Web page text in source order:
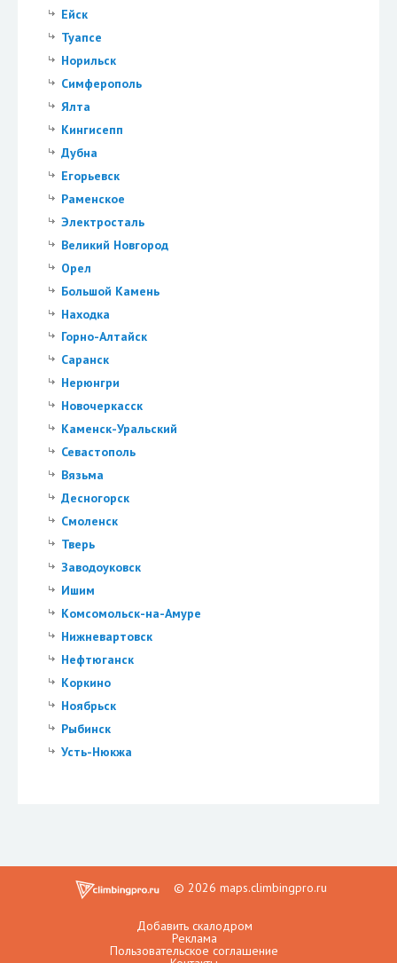
Ейск
Туапсе
Норильск
Симферополь
Ялта
Кингисепп
Дубна
Егорьевск
Раменское
Электросталь
Великий Новгород
Орел
Большой Камень
Находка
Горно-Алтайск
Саранск
Нерюнгри
Новочеркасск
Каменск-Уральский
Севастополь
Вязьма
Десногорск
Смоленск
Тверь
Заводоуковск
Ишим
Комсомольск-на-Амуре
Нижневартовск
Нефтюганск
Коркино
Ноябрьск
Рыбинск
Усть-Нюкжа
© 2026 maps.climbingpro.ru
Добавить скалодром
Реклама
Пользовательское соглашение